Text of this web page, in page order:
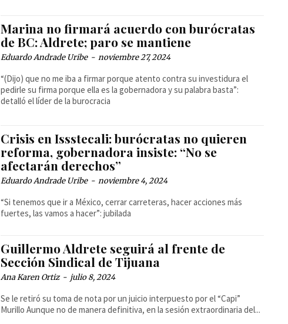
Marina no firmará acuerdo con burócratas
de BC: Aldrete; paro se mantiene
Eduardo Andrade Uribe - noviembre 27, 2024
“(Dijo) que no me iba a firmar porque atento contra su investidura el
pedirle su firma porque ella es la gobernadora y su palabra basta”:
detalló el líder de la burocracia
Crisis en Issstecali: burócratas no quieren
reforma, gobernadora insiste: “No se
afectarán derechos”
Eduardo Andrade Uribe - noviembre 4, 2024
“Si tenemos que ir a México, cerrar carreteras, hacer acciones más
fuertes, las vamos a hacer”: jubilada
Guillermo Aldrete seguirá al frente de
Sección Sindical de Tijuana
Ana Karen Ortiz - julio 8, 2024
Se le retiró su toma de nota por un juicio interpuesto por el “Capi”
Murillo Aunque no de manera definitiva, en la sesión extraordinaria del...